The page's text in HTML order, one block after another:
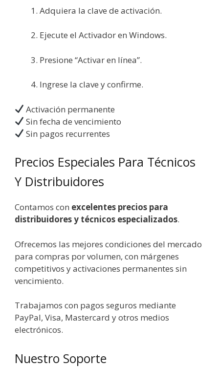
Adquiera la clave de activación.
Ejecute el Activador en Windows.
Presione “Activar en línea”.
Ingrese la clave y confirme.
Activación permanente
Sin fecha de vencimiento
Sin pagos recurrentes
Precios Especiales Para Técnicos
Y Distribuidores
Contamos con excelentes precios para
distribuidores y técnicos especializados.
Ofrecemos las mejores condiciones del mercado
para compras por volumen, con márgenes
competitivos y activaciones permanentes sin
vencimiento.
Trabajamos con pagos seguros mediante
PayPal, Visa, Mastercard y otros medios
electrónicos.
Nuestro Soporte